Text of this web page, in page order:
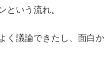
という流れ。
く議論できたし、面白か